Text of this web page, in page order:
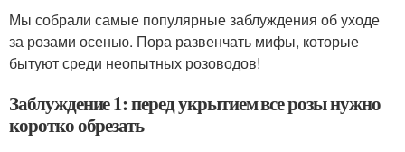
Мы собрали самые популярные заблуждения об уходе
за розами осенью. Пора развенчать мифы, которые
бытуют среди неопытных розоводов!
Заблуждение 1: перед укрытием все розы нужно
коротко обрезать